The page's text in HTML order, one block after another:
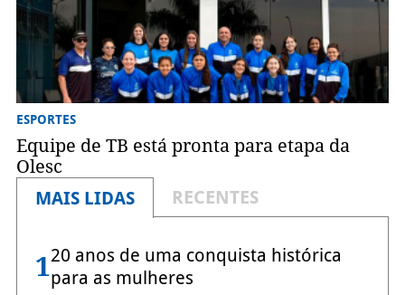
ESPORTES
Equipe de TB está pronta para etapa da
Olesc
MAIS LIDAS
RECENTES
120 anos de uma conquista histórica
para as mulheres